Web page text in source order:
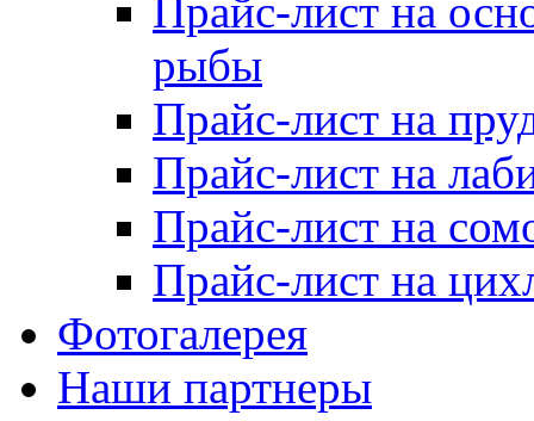
Прайс-лист на
рыбы
Прайс-лист на
Прайс-лист на
Прайс-лист на
Прайс-лист на
Фотогалерея
Наши партнеры